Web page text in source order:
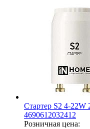
Стартер S2 4-
4690612032412
Розничная цена: